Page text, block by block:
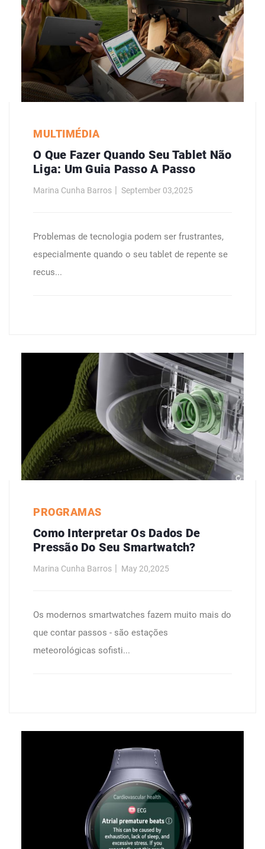
MULTIMÉDIA
O Que Fazer Quando Seu Tablet Não
Liga: Um Guia Passo A Passo
Marina Cunha Barros September 03,2025
Problemas de tecnologia podem ser frustrantes,
especialmente quando o seu tablet de repente se
recus...
PROGRAMAS
Como Interpretar Os Dados De
Pressão Do Seu Smartwatch?
Marina Cunha Barros May 20,2025
Os modernos smartwatches fazem muito mais do
que contar passos - são estações
meteorológicas sofisti...